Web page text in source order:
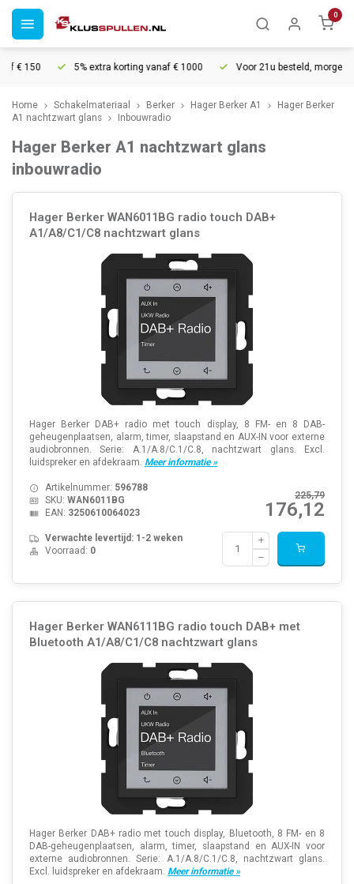
0
150 5% extra korting vanaf € 1000 Voor 21u besteld, morgen in
Home Schakelmateriaal Berker Hager Berker A1
Hager Berker
A1 nachtzwart glans
Inbouwradio
Hager Berker A1 nachtzwart glans
inbouwradio
Hager Berker WAN6011BG radio touch DAB+
A1/A8/C1/C8 nachtzwart glans
Hager Berker DAB+ radio met touch display, 8 FM- en 8 DAB-
geheugenplaatsen, alarm, timer, slaapstand en AUX-IN voor externe
audiobronnen. Serie: A.1/A.8/C.1/C.8, nachtzwart glans. Excl.
luidspreker en afdekraam. Meer informatie »
225,79
176,12
Artikelnummer: 596788
SKU: WAN6011BG
EAN: 3250610064023
Verwachte levertijd: 1-2 weken
Voorraad: 0
Hager Berker WAN6111BG radio touch DAB+ met
Bluetooth A1/A8/C1/C8 nachtzwart glans
Hager Berker DAB+ radio met touch display, Bluetooth, 8 FM- en 8
DAB-geheugenplaatsen, alarm, timer, slaapstand en AUX-IN voor
externe audiobronnen. Serie: A.1/A.8/C.1/C.8, nachtzwart glans.
Excl. luidspreker en afdekraam. Meer informatie »